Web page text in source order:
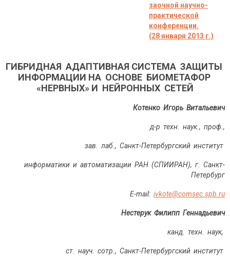
заочной научно-
практической
конференции.
(28 января 2013 г.)
ГИБРИДНАЯ АДАПТИВНАЯ СИСТЕМА ЗАЩИТЫ
ИНФОРМАЦИИ НА ОСНОВЕ БИОМЕТАФОР
«НЕРВНЫХ» И НЕЙРОННЫХ СЕТЕЙ
Котенко Игорь Витальевич
д-р техн. наук., проф.,
зав. лаб., Санкт-Петербургский институт
информатики и автоматизации РАН (СПИИРАН), г. Санкт-
Петербург
Е-mail: ivkote@comsec.spb.ru
Нестерук Филипп Геннадьевич
канд. техн. наук,
ст. науч. сотр., Санкт-Петербургский институт